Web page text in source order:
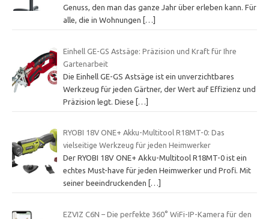
Genuss, den man das ganze Jahr über erleben kann. Für
alle, die in Wohnungen
[…]
Einhell GE-GS Astsäge: Präzision und Kraft für Ihre
Gartenarbeit
Die Einhell GE-GS Astsäge ist ein unverzichtbares
Werkzeug für jeden Gärtner, der Wert auf Effizienz und
Präzision legt. Diese
[…]
RYOBI 18V ONE+ Akku-Multitool R18MT-0: Das
vielseitige Werkzeug für jeden Heimwerker
Der RYOBI 18V ONE+ Akku-Multitool R18MT-0 ist ein
echtes Must-have für jeden Heimwerker und Profi. Mit
seiner beeindruckenden
[…]
EZVIZ C6N – Die perfekte 360° WiFi-IP-Kamera für den